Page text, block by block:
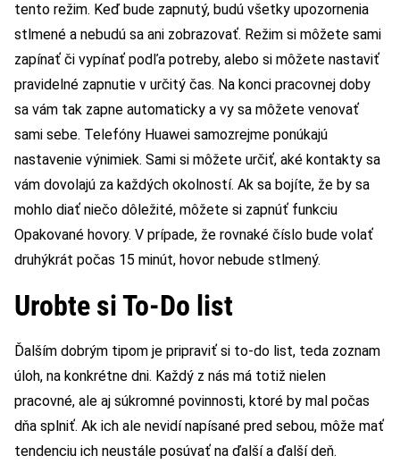
tento režim. Keď bude zapnutý, budú všetky upozornenia
stlmené a nebudú sa ani zobrazovať. Režim si môžete sami
zapínať či vypínať podľa potreby, alebo si môžete nastaviť
pravidelné zapnutie v určitý čas. Na konci pracovnej doby
sa vám tak zapne automaticky a vy sa môžete venovať
sami sebe. Telefóny Huawei samozrejme ponúkajú
nastavenie výnimiek. Sami si môžete určiť, aké kontakty sa
vám dovolajú za každých okolností. Ak sa bojíte, že by sa
mohlo diať niečo dôležité, môžete si zapnúť funkciu
Opakované hovory. V prípade, že rovnaké číslo bude volať
druhýkrát počas 15 minút, hovor nebude stlmený.
Urobte si To-Do list
Ďalším dobrým tipom je pripraviť si to-do list, teda zoznam
úloh, na konkrétne dni. Každý z nás má totiž nielen
pracovné, ale aj súkromné povinnosti, ktoré by mal počas
dňa splniť. Ak ich ale nevidí napísané pred sebou, môže mať
tendenciu ich neustále posúvať na ďalší a ďalší deň.